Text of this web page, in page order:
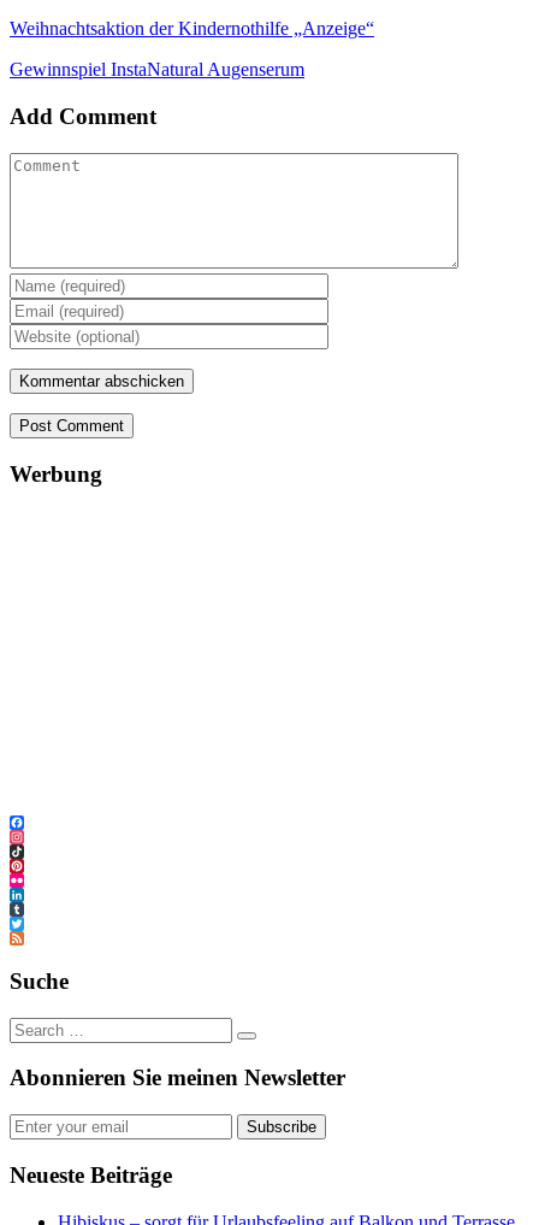
Weihnachtsaktion der Kindernothilfe „Anzeige“
Gewinnspiel InstaNatural Augenserum
Add Comment
Post Comment
Werbung
Facebook
Instagram
TikTok
Pinterest
Flickr
LinkedIn
Tumblr
Twitter
Feed
Suche
Abonnieren Sie meinen Newsletter
Subscribe
Neueste Beiträge